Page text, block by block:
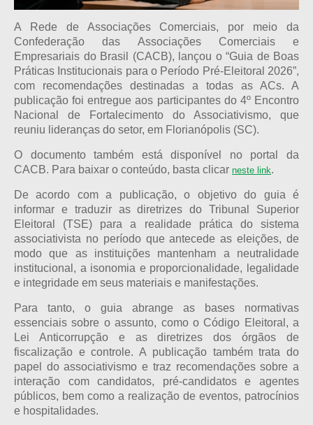
A Rede de Associações Comerciais, por meio da
Confederação das Associações Comerciais e
Empresariais do Brasil (CACB), lançou o “Guia de Boas
Práticas Institucionais para o Período Pré-Eleitoral 2026”,
com recomendações destinadas a todas as ACs. A
publicação foi entregue aos participantes do 4º Encontro
Nacional de Fortalecimento do Associativismo, que
reuniu lideranças do setor, em Florianópolis (SC).
O documento também está disponível no portal da
CACB. Para baixar o conteúdo, basta clicar neste link.
De acordo com a publicação, o objetivo do guia é
informar e traduzir as diretrizes do Tribunal Superior
Eleitoral (TSE) para a realidade prática do sistema
associativista no período que antecede as eleições, de
modo que as instituições mantenham a neutralidade
institucional, a isonomia e proporcionalidade, legalidade
e integridade em seus materiais e manifestações.
Para tanto, o guia abrange as bases normativas
essenciais sobre o assunto, como o Código Eleitoral, a
Lei Anticorrupção e as diretrizes dos órgãos de
fiscalização e controle. A publicação também trata do
papel do associativismo e traz recomendações sobre a
interação com candidatos, pré-candidatos e agentes
públicos, bem como a realização de eventos, patrocínios
e hospitalidades.